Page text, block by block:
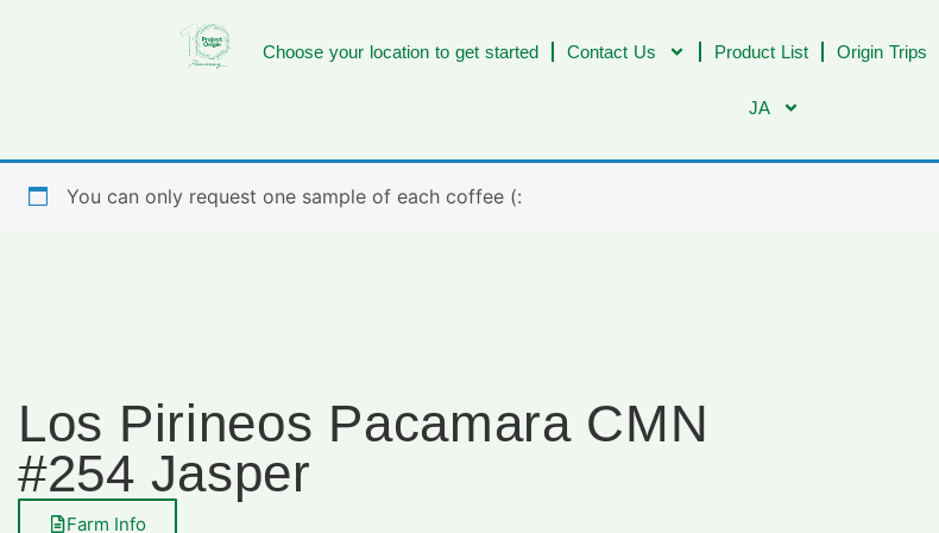
Choose your location to get started Contact Us Product List Origin Trips
JA
You can only request one sample of each coffee (:
Los Pirineos Pacamara CMN
#254 Jasper
Farm Info